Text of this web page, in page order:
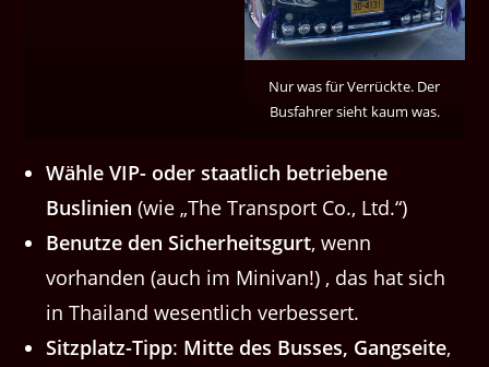
Nur was für Verrückte. Der
Busfahrer sieht kaum was.
Wähle VIP- oder staatlich betriebene
Buslinien (wie „The Transport Co., Ltd.“)
Benutze den Sicherheitsgurt, wenn
vorhanden (auch im Minivan!) , das hat sich
in Thailand wesentlich verbessert.
Sitzplatz-Tipp: Mitte des Busses, Gangseite,